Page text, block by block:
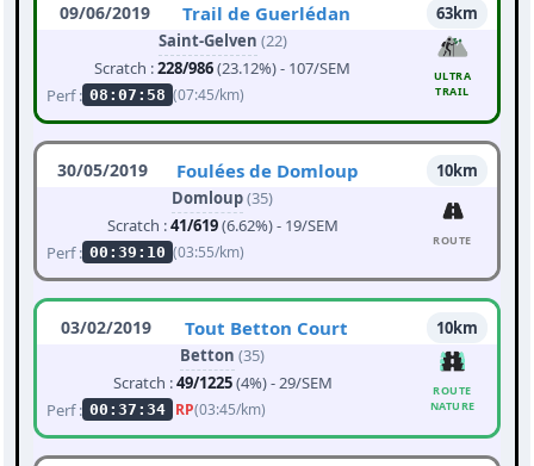
09/06/2019 Trail de Guerlédan
63km
Saint-Gelven (22)
Scratch :228/986(23.12%) - 107/SEM
Perf : 08:07:58 (07:45/km)
ULTRA
TRAIL
30/05/2019 Foulées de Domloup
10km
Domloup(35)
Scratch :41/619(6.62%) - 19/SEM
Perf : 00:39:10 (03:55/km)
ROUTE
03/02/2019 Tout Betton Court
10km
Betton (35)
Scratch :49/1225(4%) - 29/SEM
Perf : 00:37:34 RP(03:45/km)
ROUTE
NATURE